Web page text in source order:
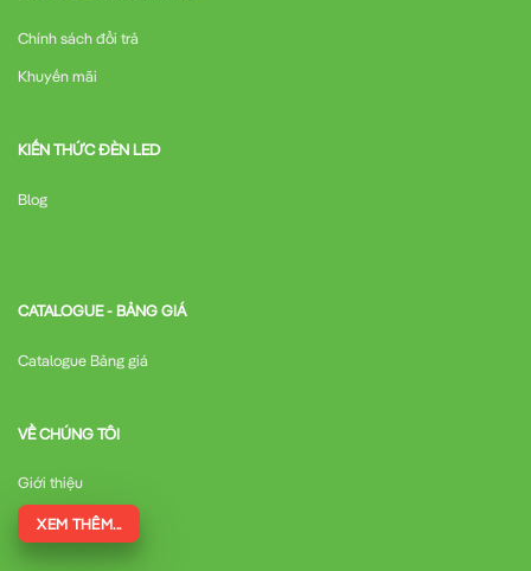
Chính sách đổi trả
Khuyến mãi
KIẾN THỨC ĐÈN LED
Blog
CATALOGUE - BẢNG GIÁ
Catalogue Bảng giá
VỀ CHÚNG TÔI
Giới thiệu
XEM THÊM...